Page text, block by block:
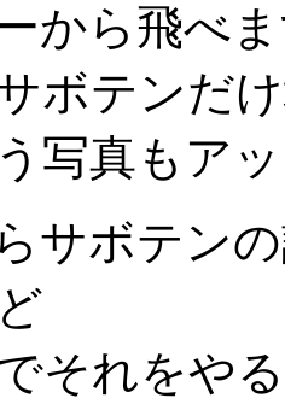
から飛べ
ボテンだ
写真もア
サボテン
それをや